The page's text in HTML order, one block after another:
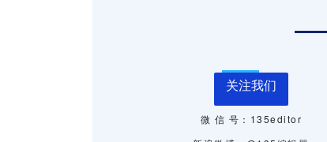
关注我们
微 信 号：135editor